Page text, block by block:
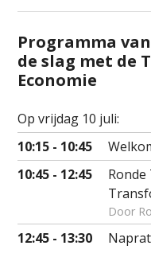
slag
met
de
Economie
Programma
de slag met de
Economie
Op vrijdag 10 juli:
10:15 - 10:45
10:45 - 12:45
Ronde
Door
12:45 - 13:30